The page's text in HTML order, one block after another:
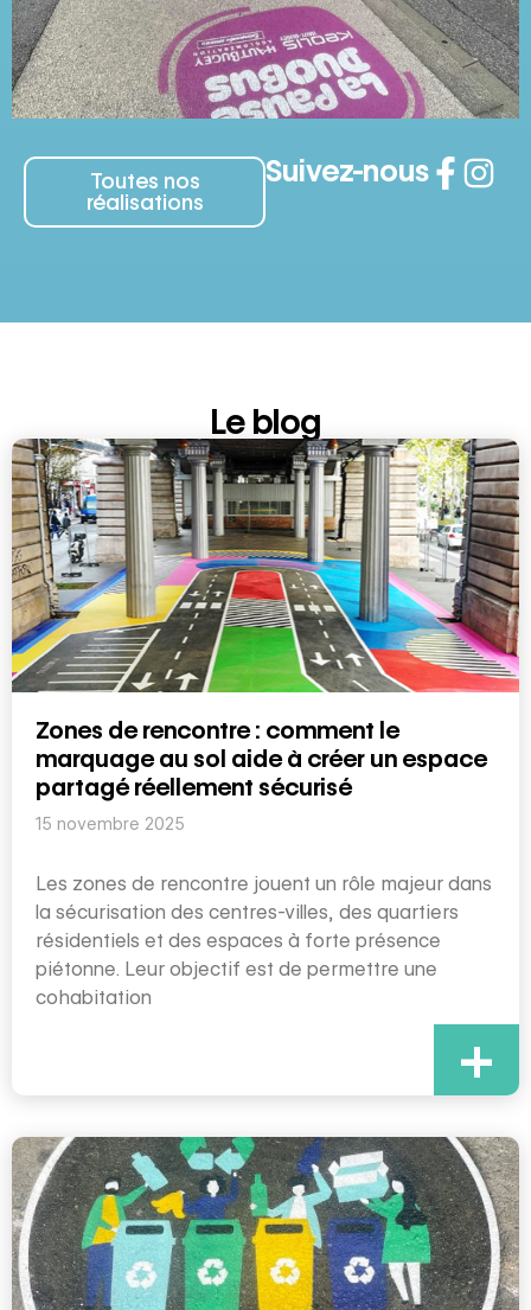
Toutes nos
réalisations
Suivez-nous
Le blog
Zones de rencontre : comment le
marquage au sol aide à créer un espace
partagé réellement sécurisé
15 novembre 2025
Les zones de rencontre jouent un rôle majeur dans
la sécurisation des centres-villes, des quartiers
résidentiels et des espaces à forte présence
piétonne. Leur objectif est de permettre une
cohabitation
+